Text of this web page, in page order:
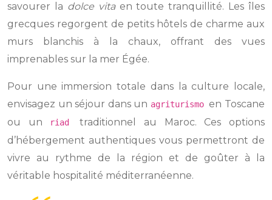
savourer la dolce vita en toute tranquillité. Les îles
grecques regorgent de petits hôtels de charme aux
murs blanchis à la chaux, offrant des vues
imprenables sur la mer Égée.
Pour une immersion totale dans la culture locale,
envisagez un séjour dans un agriturismo en Toscane
ou un
riadtraditionnel au Maroc. Ces options
d’hébergement authentiques vous permettront de
vivre au rythme de la région et de goûter à la
véritable hospitalité méditerranéenne.